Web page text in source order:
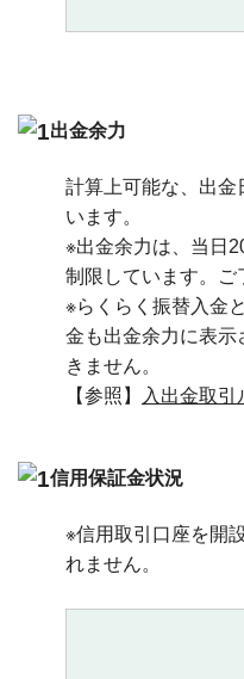
出金余力
計算上可能な、出金
います。
※出金余力は、当日
制限しています。ご
※らくらく振替入金
金も出金余力に表示
きません。
【参照】
入出金取
信用保証金状況
※信用取引口座を開
れません。